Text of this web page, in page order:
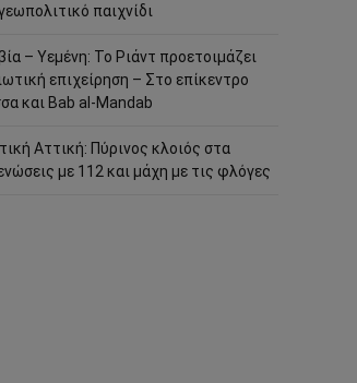
παιχνίδι
– Υεμένη: Το Ριάντ προετοιμάζει
επιχείρηση – Στο επίκεντρο
και Bab al-Mandab
Αττική: Πύρινος κλοιός στα
με 112 και μάχη με τις φλόγες